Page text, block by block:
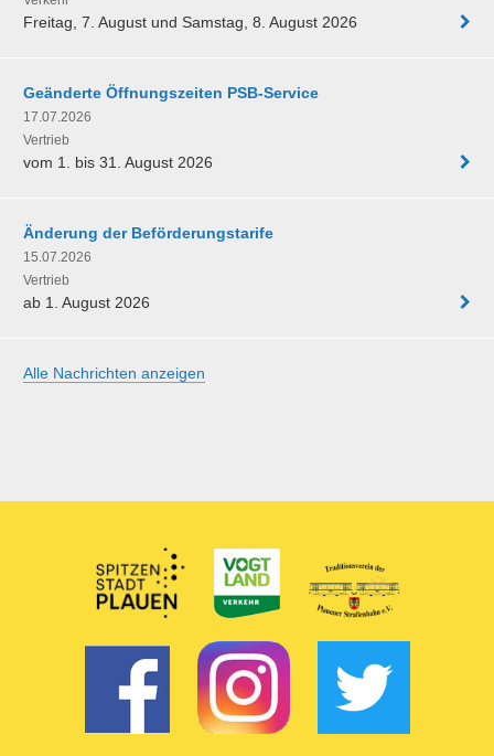
Freitag, 7. August und Samstag, 8. August 2026
Geänderte Öffnungszeiten PSB-Service
17.07.2026
Vertrieb
vom 1. bis 31. August 2026
Änderung der Beförderungstarife
15.07.2026
Vertrieb
ab 1. August 2026
Alle Nachrichten anzeigen